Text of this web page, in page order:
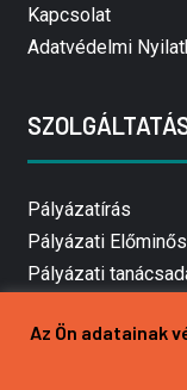
Kapcsolat
Adatvédelmi
Pályázatírás
Pályázati
Pályázati
Mezőgazdasági
Az Ön adatainak